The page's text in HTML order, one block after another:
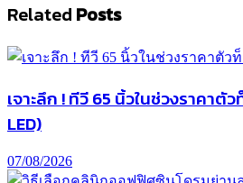
Related Posts
เจาะลึก ! ทีวี 65 นิ้วในช่วงราคาตั
LED)
07/08/2026